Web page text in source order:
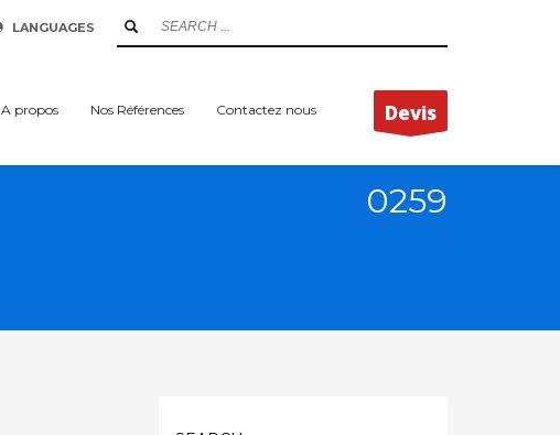
LANGUAGES
A propos Nos Références Contactez nous Devis
0259